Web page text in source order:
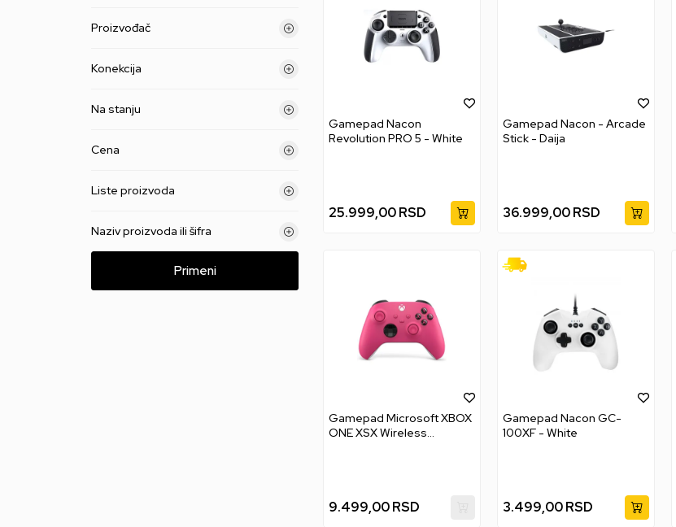
Proizvođač
Konekcija
Na stanju
Cena
Liste proizvoda
Naziv proizvoda ili šifra
Primeni
Gamepad Nacon
Revolution PRO 5 - White
25.999,00RSD
Gamepad Nacon - Arcade
Stick - Daija
36.999,00 RSD
Gamepad Microsoft XBOX
ONE XSX Wireless
9.499,00RSD
Gamepad Nacon GC-
100XF - White
3.499,00 RSD